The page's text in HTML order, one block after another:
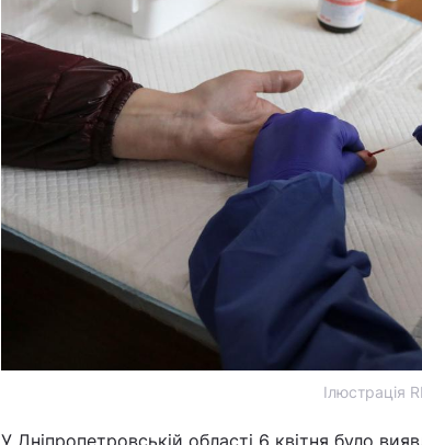
Ілюстрація
У Дніпропетровській області 6 квітня було